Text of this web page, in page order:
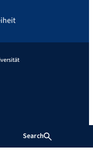
Search